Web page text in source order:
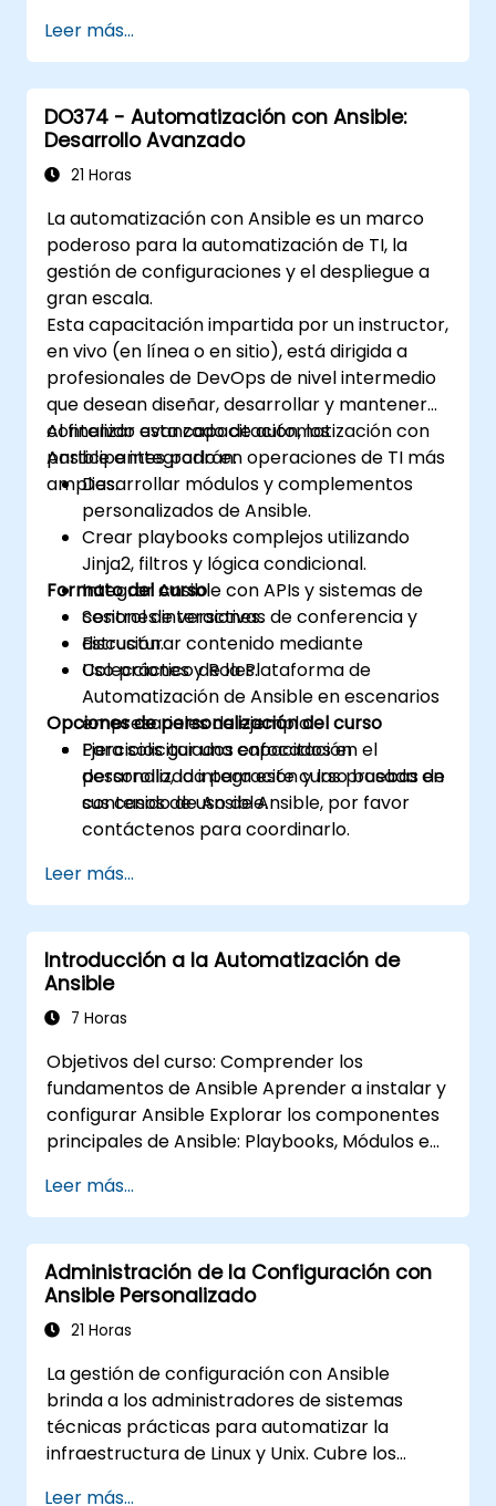
Leer más...
DO374 - Automatización con Ansible:
Desarrollo Avanzado
21 Horas
La automatización con Ansible es un marco
poderoso para la automatización de TI, la
gestión de configuraciones y el despliegue a
gran escala.
Esta capacitación impartida por un instructor,
en vivo (en línea o en sitio), está dirigida a
profesionales de DevOps de nivel intermedio
que desean diseñar, desarrollar y mantener
contenido avanzado de automatización con
Ansible e integrarlo en operaciones de TI más
amplias.
Al finalizar esta capacitación, los
participantes podrán:
Desarrollar módulos y complementos
personalizados de Ansible.
Crear playbooks complejos utilizando
Jinja2, filtros y lógica condicional.
Integrar Ansible con APIs y sistemas de
control de versiones.
Estructurar contenido mediante
Colecciones y Roles.
Formato del curso
Sesiones interactivas de conferencia y
discusión.
Uso práctico de la Plataforma de
Automatización de Ansible en escenarios
empresariales de ejemplo.
Ejercicios guiados enfocados en el
desarrollo, la integración y las pruebas de
contenido de Ansible.
Opciones de personalización del curso
Para solicitar una capacitación
personalizada para este curso basada en
sus casos de uso de Ansible, por favor
contáctenos para coordinarlo.
Leer más...
Introducción a la Automatización de
Ansible
7 Horas
Objetivos del curso: Comprender los
fundamentos de Ansible Aprender a instalar y
configurar Ansible Explorar los componentes
principales de Ansible: Playbooks, Módulos e
automatización con Ansible Ejecutar
Playbooks de Ansible para gestionar y
automatizar servidores remotos
Leer más...
Administración de la Configuración con
Ansible Personalizado
21 Horas
La gestión de configuración con Ansible
brinda a los administradores de sistemas
técnicas prácticas para automatizar la
infraestructura de Linux y Unix. Cubre los
Leer más...